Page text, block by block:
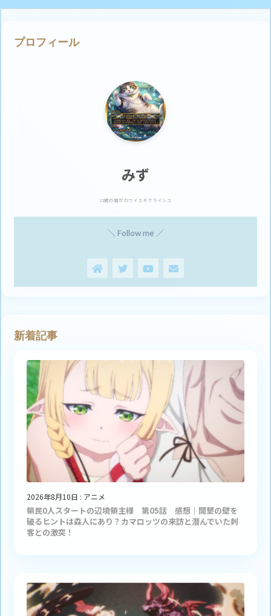
プロフィール
みず
23歳の猫がカワイスギクライシス
＼ Follow me ／
新着記事
2026年8月10日 : アニメ
領民0人スタートの辺境領主様 第05話 感想｜開墾の壁を
破るヒントは森人にあり？カマロッツの来訪と潜んでいた刺
客との激突！